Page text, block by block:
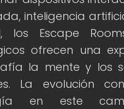
inteligencia
los Escape
ofrecen una
la mente y los
La evolución
en este